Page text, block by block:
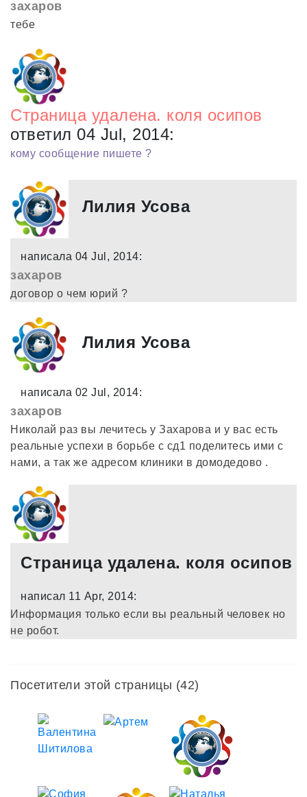
захаров
тебе
Страница удалена. коля осипов
ответил 04 Jul, 2014:
кому сообщение пишете ?
Лилия Усова
написала 04 Jul, 2014:
захаров
договор о чем юрий ?
Лилия Усова
написала 02 Jul, 2014:
захаров
Николай раз вы лечитесь у Захарова и у вас есть
реальные успехи в борьбе с сд1 поделитесь ими с
нами, а так же адресом клиники в домодедово .
Страница удалена. коля осипов
написал 11 Apr, 2014:
Информация только если вы реальный человек но
не робот.
Посетители этой страницы (42)